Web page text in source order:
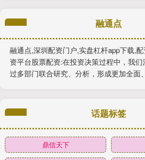
融通点
融通点,深圳配资门户,实盘杠杆app下载,
资平台股票配资:在投资决策过程中，我
过多部门联合研究、分析，形成更加全面
话题标签
鼎信天下